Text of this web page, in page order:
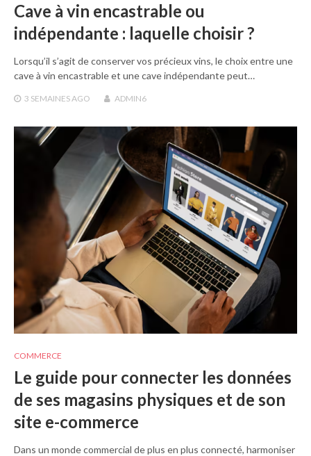
Cave à vin encastrable ou
indépendante : laquelle choisir ?
Lorsqu’il s’agit de conserver vos précieux vins, le choix entre une
cave à vin encastrable et une cave indépendante peut…
3 SEMAINES AGO ADMIN6
COMMERCE
Le guide pour connecter les données
de ses magasins physiques et de son
site e-commerce
Dans un monde commercial de plus en plus connecté, harmoniser